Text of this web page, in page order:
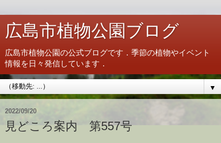
広島市植物公園ブログ
広島市植物公園の公式ブログです．季節の植物やイベント
情報を日々発信しています．
▼
2022/09/20
見どころ案内 第557号